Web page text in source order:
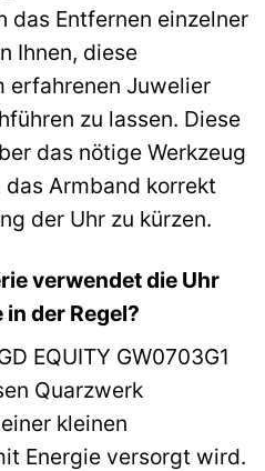
das Entfernen einzelner
Ihnen, diese
erfahrenen Juwelier
zu lassen. Diese
das nötige Werkzeug
Armband korrekt
der Uhr zu kürzen.
verwendet die Uhr
der Regel?
EQUITY GW0703G1
Quarzwerk
kleinen
Energie versorgt wird.